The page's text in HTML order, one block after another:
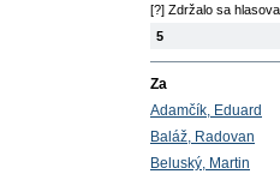
[?] Zdržalo sa
5
Za
Adamčík, Eduard
Baláž, Radovan
Beluský, Martin